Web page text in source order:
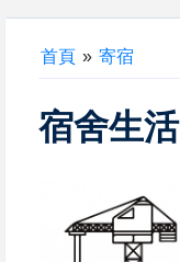
首頁 » 寄宿
宿舍生活